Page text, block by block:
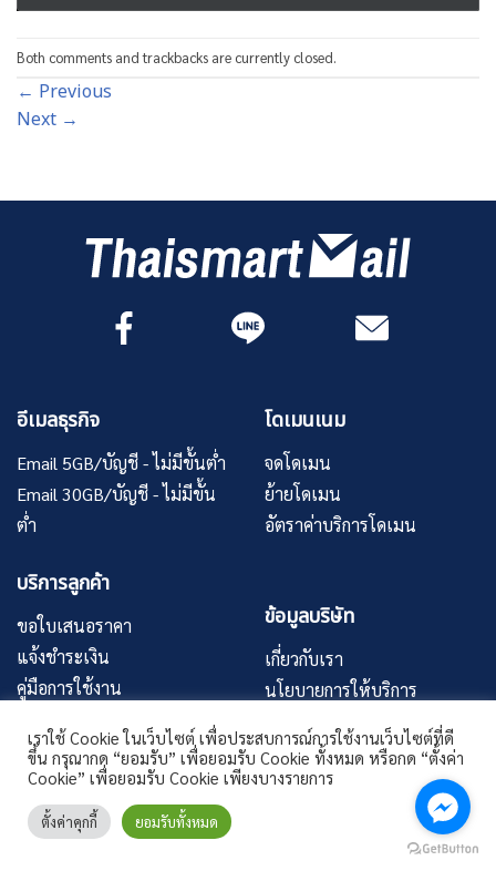
Both comments and trackbacks are currently closed.
← Previous
Next →
อีเมลธุรกิจ
Email 5GB/บัญชี - ไม่มีขั้นต่ำ
Email 30GB/บัญชี - ไม่มีขั้น
ต่ำ
โดเมนเนม
จดโดเมน
ย้ายโดเมน
อัตราค่าบริการโดเมน
บริการลูกค้า
ขอใบเสนอราคา
แจ้งชำระเงิน
คู่มือการใช้งาน
ข้อมูลบริษัท
เกี่ยวกับเรา
นโยบายการให้บริการ
นโยบายความเป็นส่วนตัว
© 2026Thaismartmail.com
เราใช้ Cookie ในเว็บไซต์ เพื่อประสบการณ์การใช้งานเว็บไซต์ที่ดี
ขึ้น กรุณากด “ยอมรับ” เพื่อยอมรับ Cookie ทั้งหมด หรือกด “ตั้งค่า
Cookie” เพื่อยอมรับ Cookie เพียงบางรายการ
ตั้งค่าคุกกี้ ยอมรับทั้งหมด